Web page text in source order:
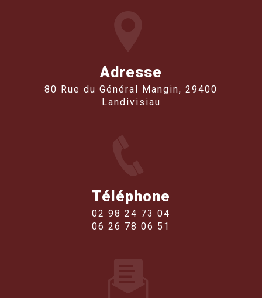
Adresse
80 Rue du Général Mangin, 29400
Landivisiau
Téléphone
02 98 24 73 04
06 26 78 06 51